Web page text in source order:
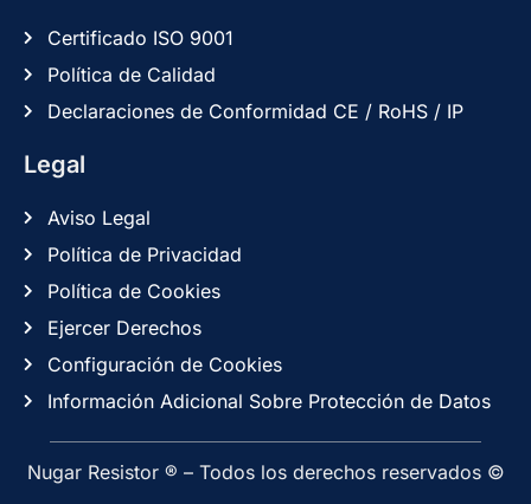
Certificado ISO 9001
Política de Calidad
Declaraciones de Conformidad CE / RoHS / IP
Legal
Aviso Legal
Política de Privacidad
Política de Cookies
Ejercer Derechos
Configuración de Cookies
Información Adicional Sobre Protección de Datos
Nugar Resistor ® – Todos los derechos reservados ©